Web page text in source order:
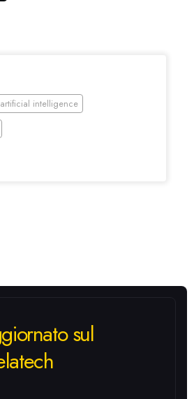
artificial intelligence